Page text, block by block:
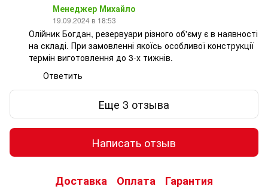
Менеджер Михайло
19.09.2024 в 18:53
Олійник Богдан, резервуари різного об'єму є в наявності
на складі. При замовленні якоїсь особливої конструкції
термін виготовлення до 3-х тижнів.
Ответить
Еще 3 отзыва
Написать отзыв
Доставка Оплата Гарантия